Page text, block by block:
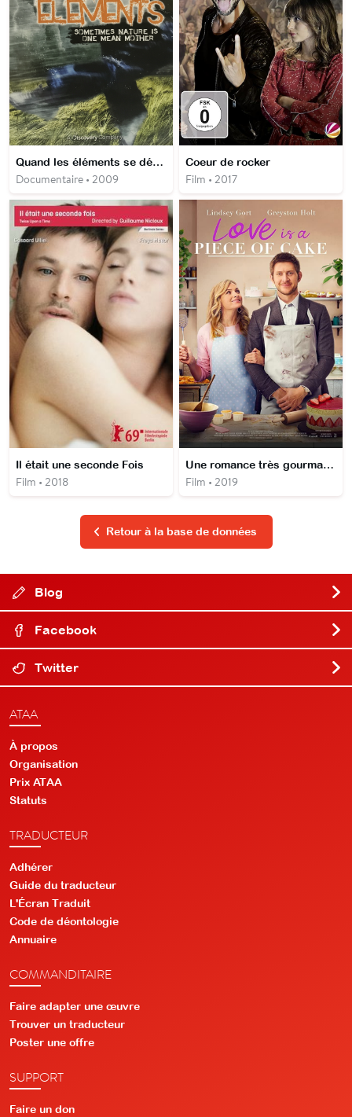
Quand les éléments se déchaînent
Documentaire • 2009
Coeur de rocker
Film • 2017
Il était une seconde Fois
Film • 2018
Une romance très gourmande
Film • 2019
Retour à la base de données
Blog
Facebook
Twitter
ATAA
À propos
Organisation
Prix ATAA
Statuts
TRADUCTEUR
Adhérer
Guide du traducteur
L'Écran Traduit
Code de déontologie
Annuaire
COMMANDITAIRE
Faire adapter une œuvre
Trouver un traducteur
Poster une offre
SUPPORT
Faire un don